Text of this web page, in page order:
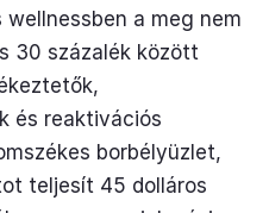
a meg nem
30 százalék között
és reaktivációs
borbélyüzlet,
teljesít 45 dolláros